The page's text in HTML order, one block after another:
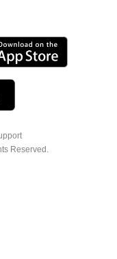
Reserved.